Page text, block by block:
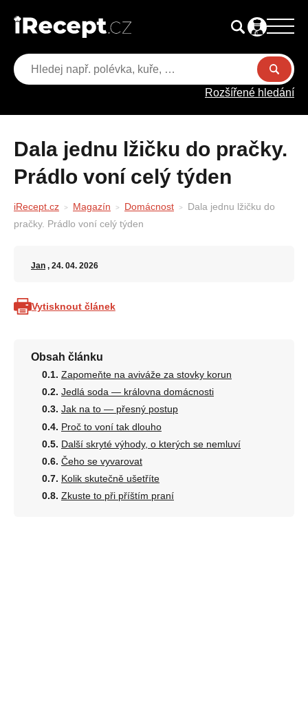
Rozšířené hledání
Dala jednu lžičku do pračky.
Prádlo voní celý týden
iRecept.cz Magazín Domácnost
Dala jednu lžičku do
pračky. Prádlo voní celý týden
Jan , 24. 04. 2026
Vytisknout článek
Obsah článku
Zapomeňte na aviváže za stovky korun
Jedlá soda — královna domácnosti
Jak na to — přesný postup
Proč to voní tak dlouho
Další skryté výhody, o kterých se nemluví
Čeho se vyvarovat
Kolik skutečně ušetříte
Zkuste to při příštím praní